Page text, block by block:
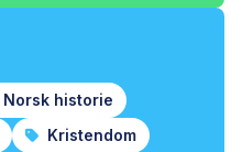
Norsk historie
Kristendom